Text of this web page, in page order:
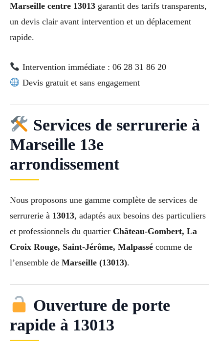
Marseille centre 13013 garantit des tarifs transparents,
un devis clair avant intervention et un déplacement
rapide.
Intervention immédiate : 06 28 31 86 20
Devis gratuit et sans engagement
Services de serrurerie à
Marseille 13e
arrondissement
Nous proposons une gamme complète de services de
serrurerie à 13013, adaptés aux besoins des particuliers
et professionnels du quartier Château-Gombert, La
Croix Rouge, Saint-Jérôme, Malpassé comme de
l’ensemble de Marseille (13013).
Ouverture de porte
rapide à 13013